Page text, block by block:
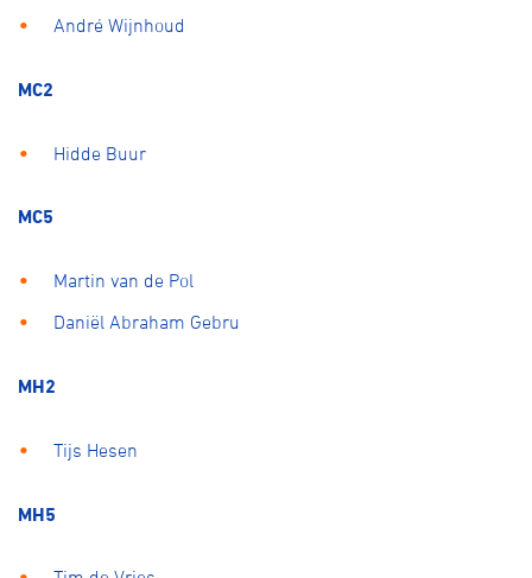
André Wijnhoud
MC2
Hidde Buur
MC5
Martin van de Pol
Daniël Abraham Gebru
MH2
Tijs Hesen
MH5